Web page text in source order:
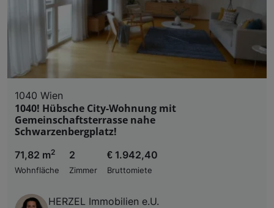
1040 Wien
1040! Hübsche City-Wohnung mit
Gemeinschaftsterrasse nahe
Schwarzenbergplatz!
71,82 m2
Wohnfläche
2
Zimmer
€ 1.942,40
Bruttomiete
HERZEL Immobilien e.U.